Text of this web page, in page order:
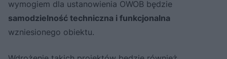
wymogiem dla ustanowienia OWOB będzie
samodzielność techniczna i funkcjonalna
wzniesionego obiektu.